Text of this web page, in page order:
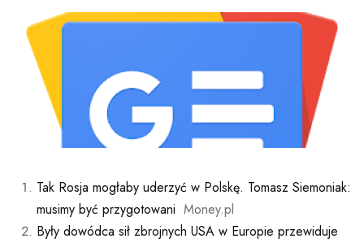
Tak Rosja mogłaby uderzyć w Polskę. Tomasz Siemoniak:
musimy być przygotowani Money.pl
Były dowódca sił zbrojnych USA w Europie przewiduje